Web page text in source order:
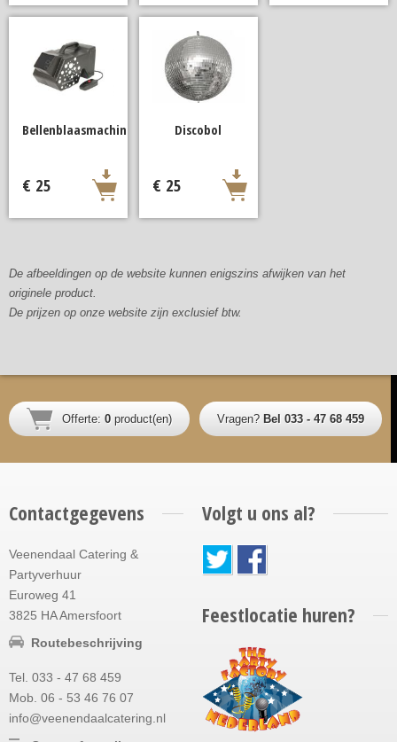
Bellenblaasmachine
€ 25
Discobol
€ 25
De afbeeldingen op de website kunnen enigszins afwijken van het
originele product.
De prijzen op onze website zijn exclusief btw.
Offerte: 0 product(en) Vragen? Bel 033 - 47 68 459
Contactgegevens
Veenendaal Catering &
Partyverhuur
Euroweg 41
3825 HA Amersfoort
Routebeschrijving
Tel. 033 - 47 68 459
Mob. 06 - 53 46 76 07
info@veenendaalcatering.nl
Volgt u ons al?
Feestlocatie huren?